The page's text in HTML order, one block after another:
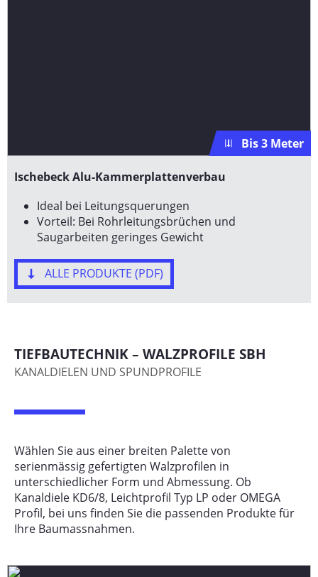
Bis 3 Meter
Ischebeck Alu-Kammerplattenverbau
Ideal bei Leitungsquerungen
Vorteil: Bei Rohrleitungsbrüchen und
Saugarbeiten geringes Gewicht
ALLE PRODUKTE (PDF)
TIEFBAUTECHNIK – WALZPROFILE SBH
KANALDIELEN UND SPUNDPROFILE
Wählen Sie aus einer breiten Palette von
serienmässig gefertigten Walzprofilen in
unterschiedlicher Form und Abmessung. Ob
Kanaldiele KD6/8, Leichtprofil Typ LP oder OMEGA
Profil, bei uns finden Sie die passenden Produkte für
Ihre Baumassnahmen.